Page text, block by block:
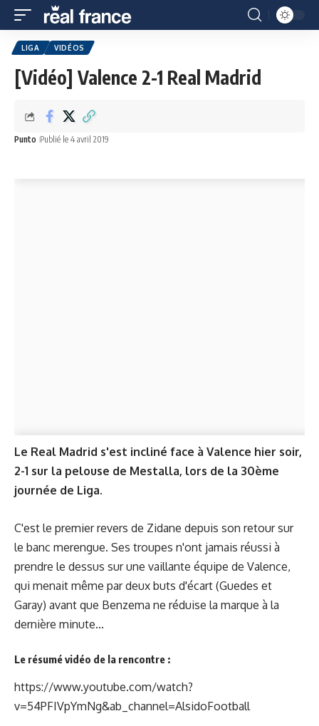
LIGA VIDÉOS
[Vidéo] Valence 2-1 Real Madrid
Punto Publié le 4 avril 2019
Le Real Madrid s'est incliné face à Valence hier soir,
2-1 sur la pelouse de Mestalla, lors de la 30ème
journée de Liga.
C'est le premier revers de Zidane depuis son retour sur
le banc merengue. Ses troupes n'ont jamais réussi à
prendre le dessus sur une vaillante équipe de Valence,
qui menait même par deux buts d'écart (Guedes et
Garay) avant que Benzema ne réduise la marque à la
dernière minute...
Le résumé vidéo de la rencontre :
https://www.youtube.com/watch?
v=54PFIVpYmNg&ab_channel=AlsidoFootball